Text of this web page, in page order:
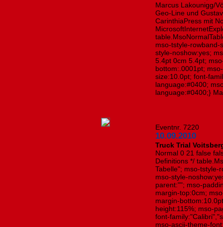
Marcus Lakounigg/
Geo-Line und
CarinthiaPress mit
mso-tstyle-rowband-
style-noshow:yes;
5.4pt 0cm 5.4pt;
bottom:.0001pt;
size:10.0pt; font-
language:#0400;
language:#0400;}
Eventnr. 7220
10.09.2010
Truck Trial
Normal 0 21 false
Definitions */
Tabelle"; mso-tstyle-
mso-style-
parent:""; mso-
margin-top:0cm;
margin-
height:115%; mso-
font-
mso-ascii-theme-